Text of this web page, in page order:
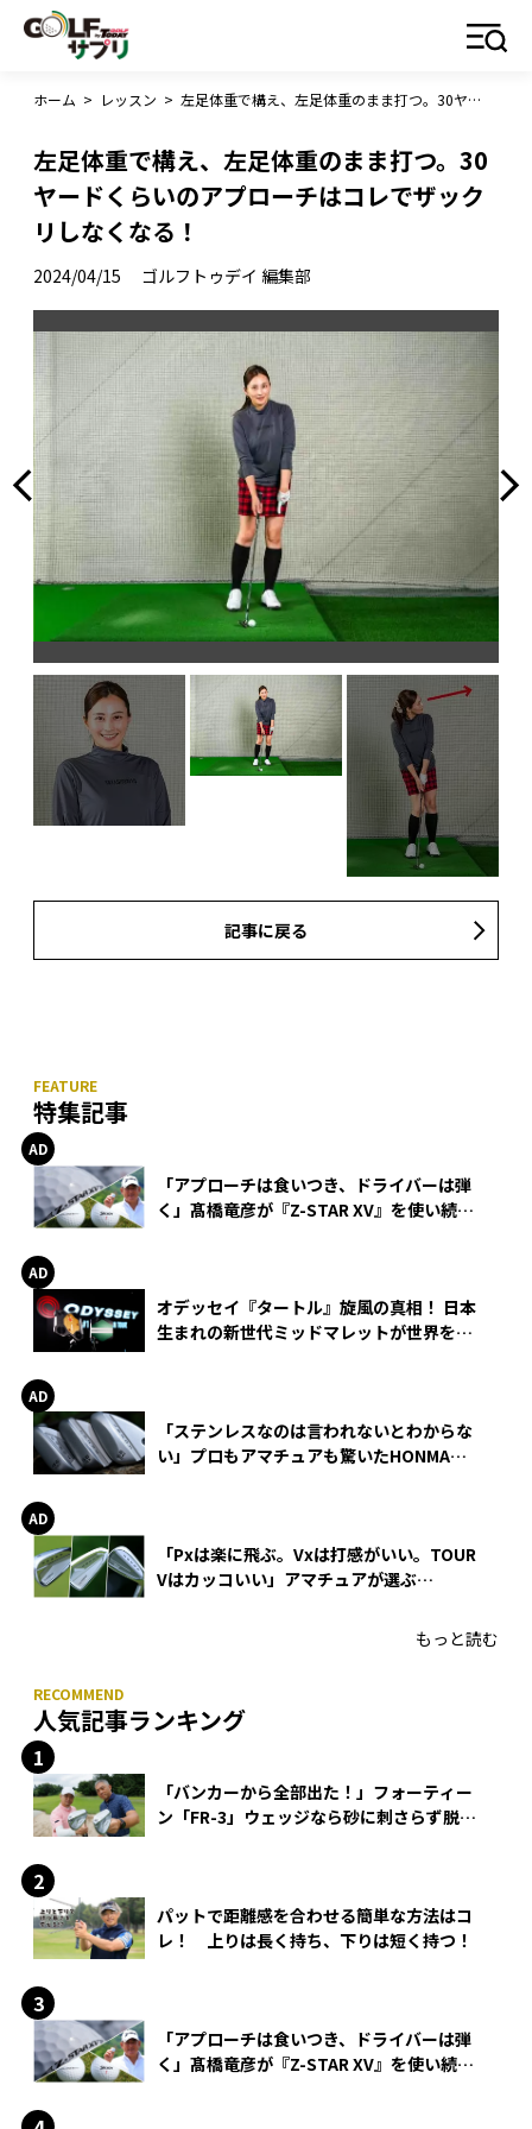
ホーム > レッスン > 左足体重で構え、左足体重のまま打つ。30ヤードくらいのアプローチはコレでザックリしなくなる！
左足体重で構え、左足体重のまま打つ。30
ヤードくらいのアプローチはコレでザック
リしなくなる！
2024/04/15 ゴルフトゥデイ 編集部
記事に戻る
特集記事
「アプローチは食いつき、ドライバーは弾
く」髙橋竜彦が『Z-STAR XV』を使い続け
オデッセイ『タートル』旋風の真相！ 日本
生まれの新世代ミッドマレットが世界を席
「ステンレスなのは言われないとわからな
い」プロもアマチュアも驚いたHONMA
「Pxは楽に飛ぶ。Vxは打感がいい。TOUR
Vはカッコいい」アマチュアが選ぶ
もっと読む
人気記事ランキング
「バンカーから全部出た！」フォーティー
ン「FR-3」ウェッジなら砂に刺さらず脱出
パットで距離感を合わせる簡単な方法はコ
レ！ 上りは長く持ち、下りは短く持つ！
「アプローチは食いつき、ドライバーは弾
く」髙橋竜彦が『Z-STAR XV』を使い続け